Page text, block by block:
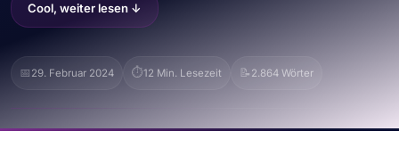
Cool, weiter lesen ↓
📅 29. Februar 2024 ⏱️12 Min. Lesezeit 📝 2.864 Wörter